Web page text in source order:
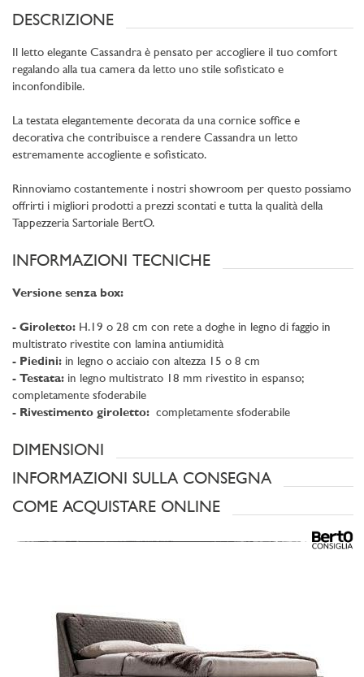
DESCRIZIONE
Il letto elegante Cassandra è pensato per accogliere il tuo comfort
regalando alla tua camera da letto uno stile sofisticato e
inconfondibile.
La testata elegantemente decorata da una cornice soffice e
decorativa che contribuisce a rendere Cassandra un letto
estremamente accogliente e sofisticato.
Rinnoviamo costantemente i nostri showroom per questo possiamo
offrirti i migliori prodotti a prezzi scontati e tutta la qualità della
Tappezzeria Sartoriale BertO.
INFORMAZIONI TECNICHE
Versione senza box:
- Giroletto: H.19 o 28 cm con rete a doghe in legno di faggio in
multistrato rivestite con lamina antiumidità
- Piedini: in legno o acciaio con altezza 15 o 8 cm
- Testata: in legno multistrato 18 mm rivestito in espanso;
completamente sfoderabile
- Rivestimento giroletto: completamente sfoderabile
DIMENSIONI
INFORMAZIONI SULLA CONSEGNA
COME ACQUISTARE ONLINE